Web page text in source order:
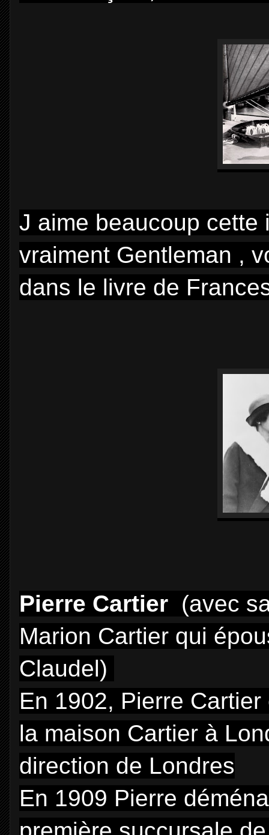
J aime beaucoup cette
vraiment Gentleman ,
dans le livre de
Pierre Cartier (avec
Marion Cartier qui
Claudel)
En 1902, Pierre
la maison Cartier à
direction de Londres
En 1909 Pierre